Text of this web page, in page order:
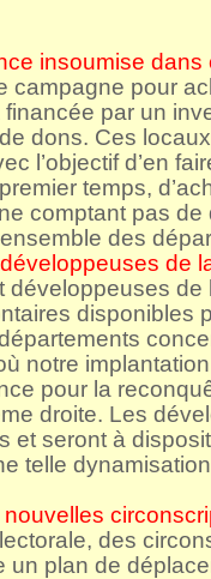
insoumise
campagne pour
par un
dons. Ces
l’objectif d’en
temps,
comptant pas de
des
de
de
disponibles
notre
pour la
droite. Les
et seront à
telle
des
un plan de